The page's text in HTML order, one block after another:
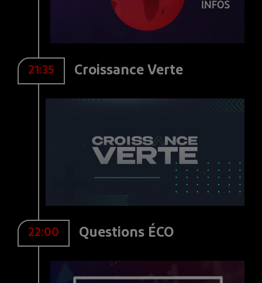
21:35 Croissance Verte
22:00 Questions ÉCO